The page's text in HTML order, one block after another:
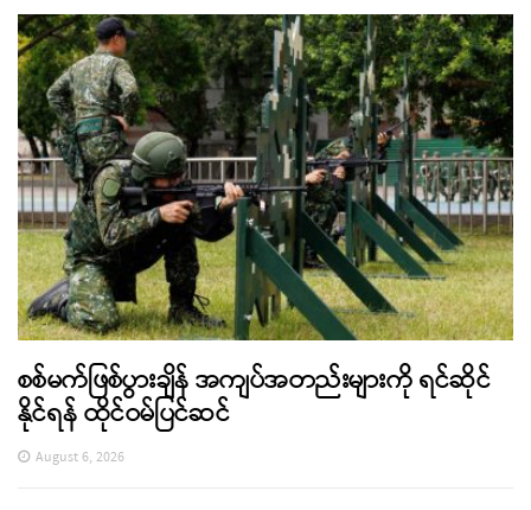
စစ်မက်ဖြစ်ပွားချိန် အကျပ်အတည်းများကို ရင်ဆိုင်
နိုင်ရန် ထိုင်ဝမ်ပြင်ဆင်
August 6, 2026